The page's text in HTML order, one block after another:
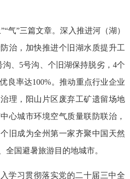
气”三篇文章。深入推进河（湖）
治，加快推进个旧湖水质提升工
、5号沟、个旧湖保持脱劣，4个
良率达100%。推动重点行业企业
理，阳山片区废弃工矿遗留场地
心城市环境空气质量联防联治，
旧成为全州第一家齐聚中国天然
全国避暑旅游目的地城市。
学习贯彻落实党的二十届三中全